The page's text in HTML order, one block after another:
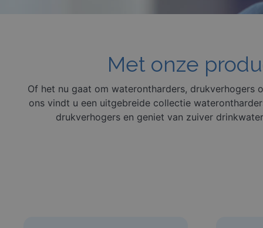
Met onze
Of het nu gaat om waterontharders, drukverhogers
ons vindt u een uitgebreide collectie
drukverhogers en geniet van zuiver